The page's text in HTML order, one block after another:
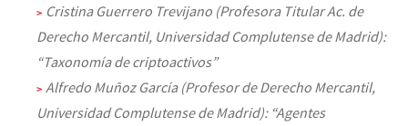
Cristina Guerrero Trevijano (Profesora Titular Ac. de
Derecho Mercantil, Universidad Complutense de Madrid):
“Taxonomía de criptoactivos”
Alfredo Muñoz García (Profesor de Derecho Mercantil,
Universidad Complutense de Madrid): “Agentes